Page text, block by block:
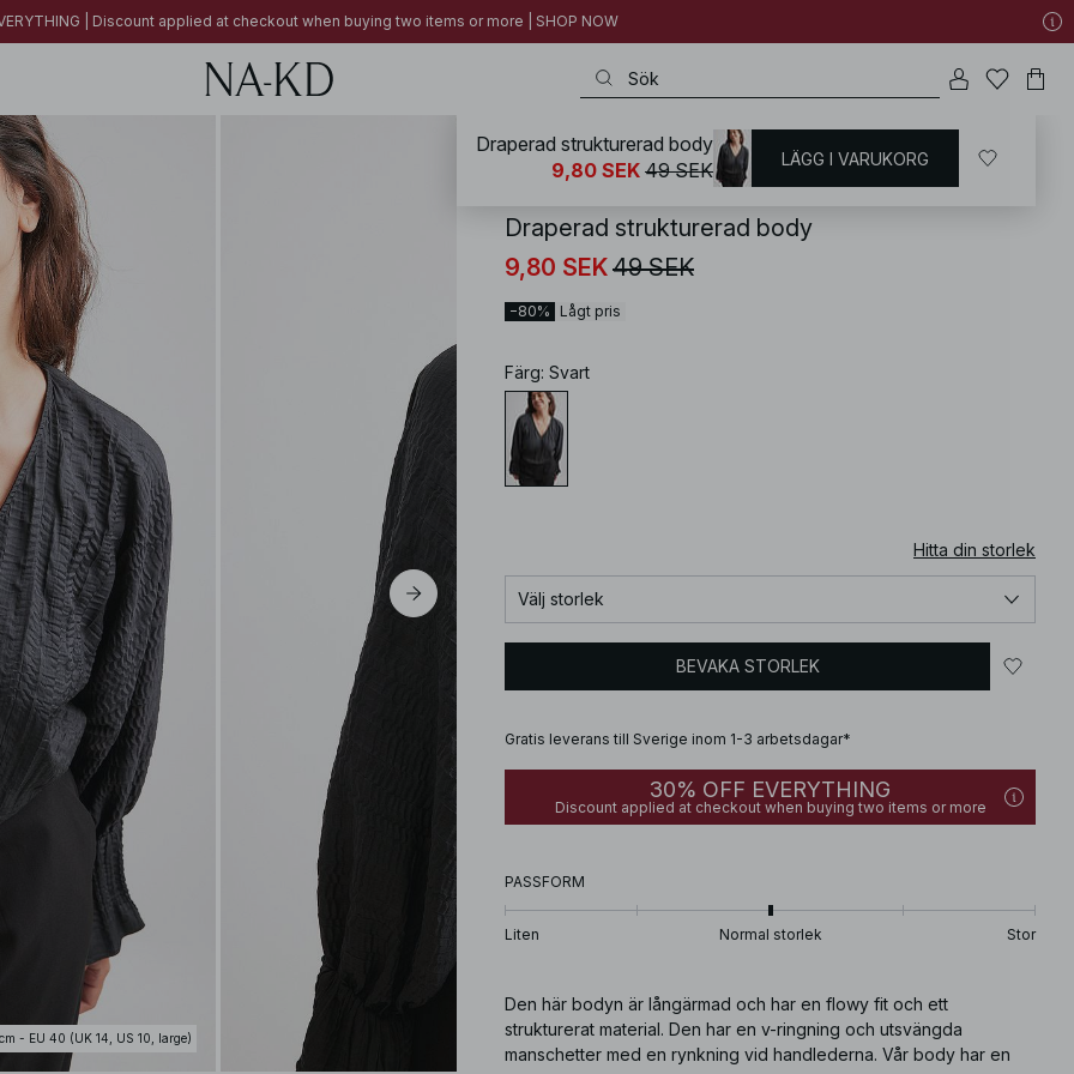
| Discount applied at checkout when buying two items or more | SHOP NOW
- EU 40 (UK 14, US 10, large)
/ Toppar / Tröjor med ballongärm
Draperad strukturerad body
9,80 SEK49 SEK
−80% Lågt pris
Färg: Svart
Hitta din storlek
Välj storlek
BEVAKA STORLEK
Gratis leverans till Sverige inom 1-3 arbetsdagar*
30% OFF EVERYTHING
Discount applied at checkout when buying two items or more
PASSFORM
Liten Normal storlek Stor
Den här bodyn är långärmad och har en flowy fit och ett
strukturerat material. Den har en v-ringning och utsvängda
manschetter med en rynkning vid handlederna. Vår body har en
Draperad strukturerad body
9,80 SEK 49 SEK LÄGG I VARUKORG